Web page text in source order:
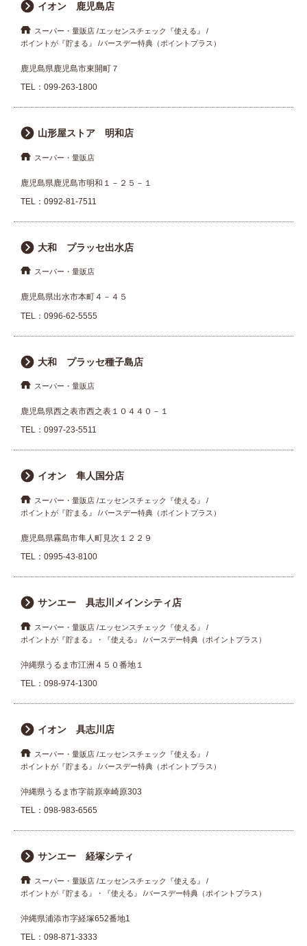
イオン 鹿児島店
スーパー・量販店 エッセンスチェック『使える』
ポイントが『貯まる』
バースデー特典（ポイントプラス）
鹿児島県鹿児島市東開町７
TEL： 099-263-1800
山形屋ストア 明和店
スーパー・量販店
鹿児島県鹿児島市明和１－２５－１
TEL： 0992-81-7511
大和 プラッセ出水店
スーパー・量販店
鹿児島県出水市本町４－４５
TEL： 0996-62-5555
大和 プラッセ種子島店
スーパー・量販店
鹿児島県西之表市西之表１０４４０－１
TEL： 0997-23-5511
イオン 隼人国分店
スーパー・量販店 エッセンスチェック『使える』
ポイントが『貯まる』
バースデー特典（ポイントプラス）
鹿児島県霧島市隼人町見次１２２９
TEL： 0995-43-8100
サンエー 具志川メインシティ店
スーパー・量販店 エッセンスチェック『使える』
ポイントが『貯まる』・『使える』
バースデー特典（ポイントプラス）
沖縄県うるま市江洲４５０番地１
TEL： 098-974-1300
イオン 具志川店
スーパー・量販店 エッセンスチェック『使える』
ポイントが『貯まる』
バースデー特典（ポイントプラス）
沖縄県うるま市字前原幸崎原303
TEL： 098-983-6565
サンエー 経塚シティ
スーパー・量販店 エッセンスチェック『使える』
ポイントが『貯まる』・『使える』
バースデー特典（ポイントプラス）
沖縄県浦添市字経塚652番地1
TEL： 098-871-3333